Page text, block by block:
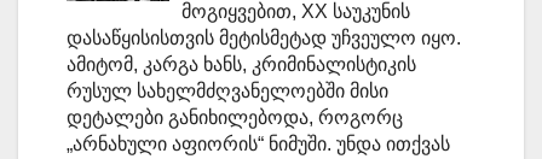
მოგიყვებით, XX საუკუნის
დასაწყისისთვის მეტისმეტად უჩვეულო იყო.
ამიტომ, კარგა ხანს, კრიმინალისტიკის
რუსულ სახელმძღვანელოებში მისი
დეტალები განიხილებოდა, როგორც
„არნახული აფიორის“ ნიმუში. უნდა ითქვას